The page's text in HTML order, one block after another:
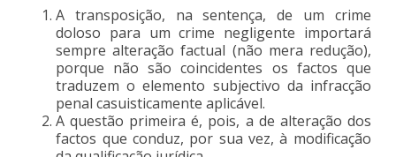
A transposição, na sentença, de um crime
doloso para um crime negligente importará
sempre alteração factual (não mera redução),
porque não são coincidentes os factos que
traduzem o elemento subjectivo da infracção
penal casuisticamente aplicável.
A questão primeira é, pois, a de alteração dos
factos que conduz, por sua vez, à modificação